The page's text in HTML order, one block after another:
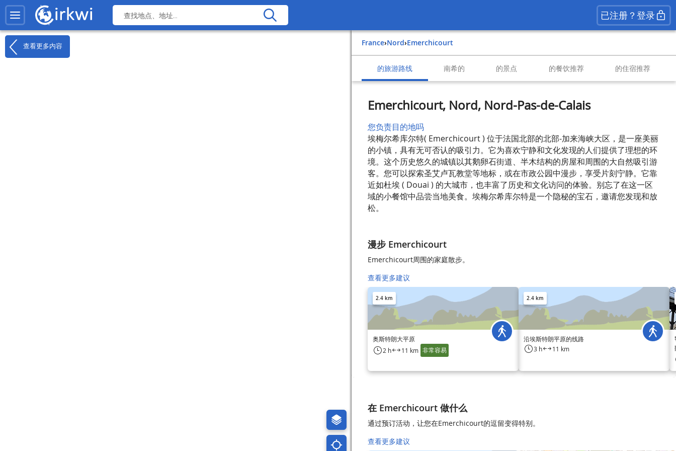
已注册？登录
查看更多内容 France› Nord› Emerchicourt
的旅游路线 南希的 的景点 的餐饮推荐 的住宿推荐
Emerchicourt, Nord, Nord-Pas-de-Calais
您负责目的地吗
埃梅尔希库尔特( Emerchicourt ) 位于法国北部的北部-加来海峡大区，是一座美丽
的小镇，具有无可否认的吸引力。它为喜欢宁静和文化发现的人们提供了理想的环
境。这个历史悠久的城镇以其鹅卵石街道、半木结构的房屋和周围的大自然吸引游
客。您可以探索圣艾卢瓦教堂等地标，或在市政公园中漫步，享受片刻宁静。它靠
近如杜埃 ( Douai ) 的大城市，也丰富了历史和文化访问的体验。别忘了在这一区
域的小餐馆中品尝当地美食。埃梅尔希库尔特是一个隐秘的宝石，邀请您发现和放
松。
漫步 Emerchicourt
Emerchicourt周围的家庭散步。
查看更多建议
2.4 km
奥斯特朗大平原
2 h 11 km 非常容易
2.4 km
沿埃斯特朗平原的线路
3 h 11 km
在 Emerchicourt 做什么
通过预订活动，让您在Emerchicourt的逗留变得特别。
查看更多建议